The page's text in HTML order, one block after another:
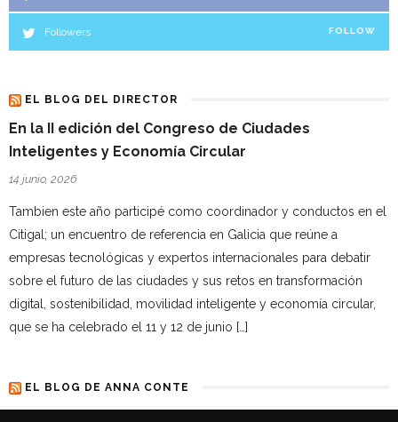
Followers FOLLOW
EL BLOG DEL DIRECTOR
En la II edición del Congreso de Ciudades
Inteligentes y Economía Circular
14 junio, 2026
Tambien este año participé como coordinador y conductos en el
Citigal; un encuentro de referencia en Galicia que reúne a
empresas tecnológicas y expertos internacionales para debatir
sobre el futuro de las ciudades y sus retos en transformación
digital, sostenibilidad, movilidad inteligente y economía circular,
que se ha celebrado el 11 y 12 de junio […]
EL BLOG DE ANNA CONTE